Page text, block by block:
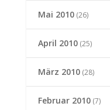
Mai 2010(26)
April 2010(25)
März 2010(28)
Februar 2010(7)